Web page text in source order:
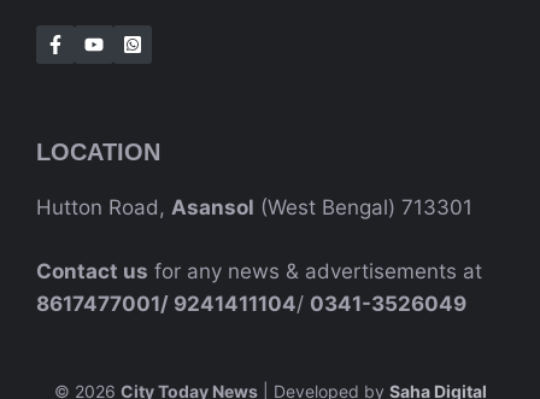
LOCATION
Hutton Road, Asansol (West Bengal) 713301
Contact us for any news & advertisements at
8617477001/ 9241411104/ 0341-3526049
© 2026 City Today News| Developed by Saha Digital